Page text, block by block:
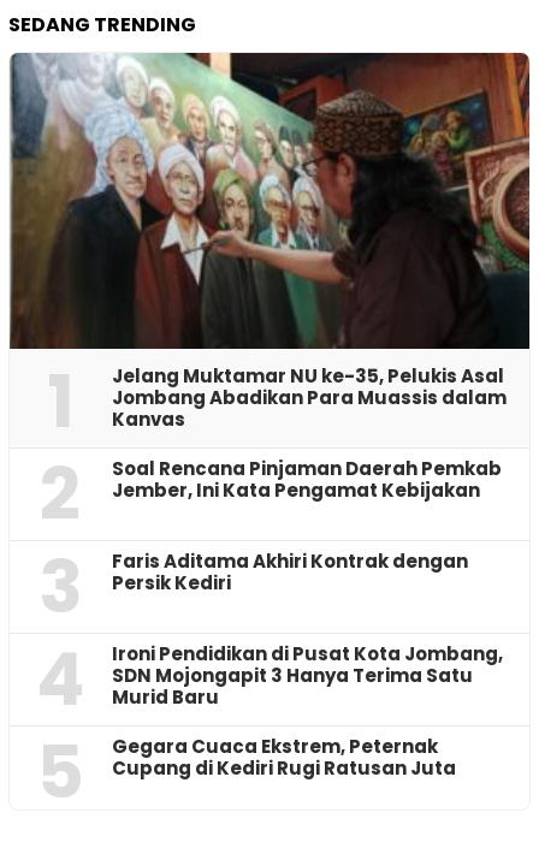
SEDANG TRENDING
1
Jelang Muktamar NU ke-35, Pelukis Asal
Jombang Abadikan Para Muassis dalam
Kanvas
2
‎Soal Rencana Pinjaman Daerah Pemkab
Jember, Ini Kata Pengamat Kebijakan ‎
3
Faris Aditama Akhiri Kontrak dengan
Persik Kediri
4
Ironi Pendidikan di Pusat Kota Jombang,
SDN Mojongapit 3 Hanya Terima Satu
Murid Baru
5
‎Gegara Cuaca Ekstrem, Peternak
Cupang di Kediri Rugi Ratusan Juta